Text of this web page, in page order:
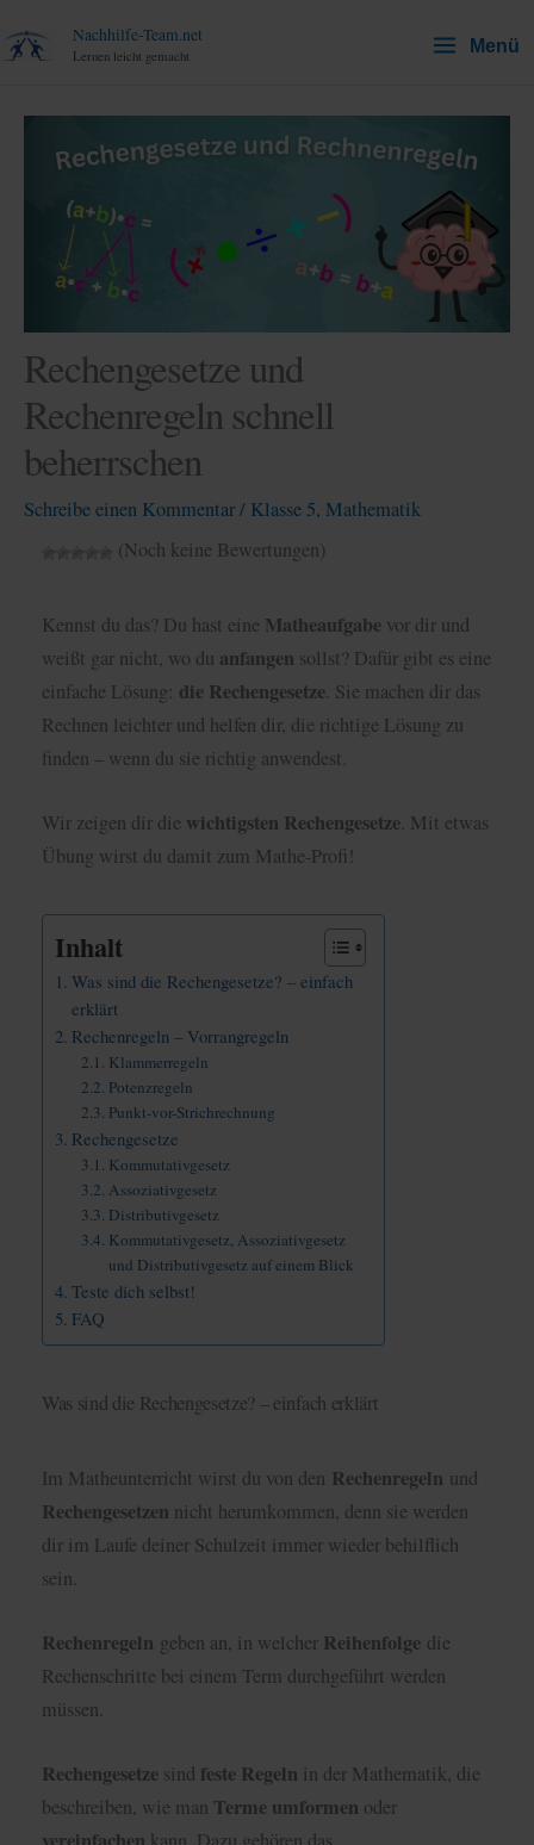
Inhalt
Nachhilfe-Team.net
Lernen leicht gemacht Menü
Rechengesetze und
Rechenregeln schnell
beherrschen
Schreibe einen Kommentar/ Klasse 5, Mathematik
(Noch keine Bewertungen)
Kennst du das? Du hast eine Matheaufgabe vor dir und
weißt gar nicht, wo du anfangen sollst? Dafür gibt es eine
einfache Lösung: die Rechengesetze . Sie machen dir das
Rechnen leichter und helfen dir, die richtige Lösung zu
finden – wenn du sie richtig anwendest.
Wir zeigen dir die wichtigsten Rechengesetze . Mit etwas
Übung wirst du damit zum Mathe-Profi!
Inhalt
Was sind die Rechengesetze? – einfach
erklärt
Rechenregeln – Vorrangregeln
Klammerregeln
Potenzregeln
Punkt-vor-Strichrechnung
Rechengesetze
Kommutativgesetz
Assoziativgesetz
Distributivgesetz
Kommutativgesetz, Assoziativgesetz
und Distributivgesetz auf einem Blick
Teste dich selbst!
FAQ
Was sind die Rechengesetze? – einfach erklärt
Im Matheunterricht wirst du von den Rechenregeln und
Rechengesetzen nicht herumkommen, denn sie werden
dir im Laufe deiner Schulzeit immer wieder behilflich
sein.
Rechenregeln geben an, in welcher Reihenfolge die
Rechenschritte bei einem Term durchgeführt werden
müssen.
Rechengesetze sind feste Regeln in der Mathematik, die
beschreiben, wie man Terme umformen oder